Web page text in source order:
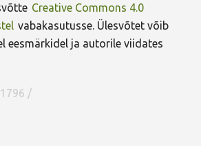
Creative Commons 4.0
vabakasutusse. Ülesvõtet võib
eesmärkidel ja autorile viidates
1796 /